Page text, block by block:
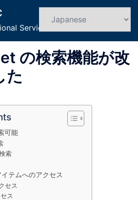
Service
ト
グ
メ
の検索機能が改
た
可能
索
テムへのアクセス
セス
ス